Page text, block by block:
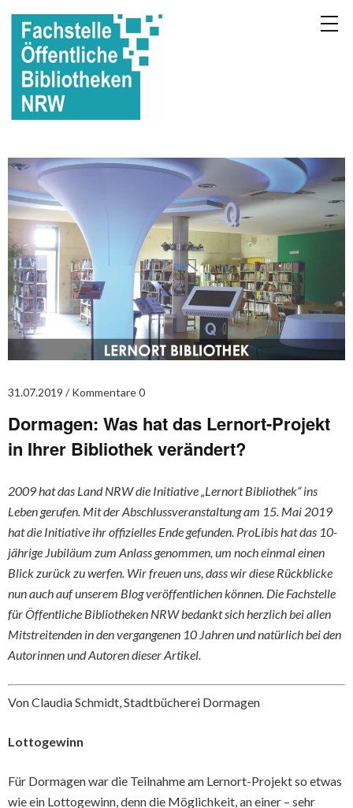
31.07.2019 Kommentare 0
Dormagen: Was hat das Lernort-Projekt
in Ihrer Bibliothek verändert?
2009 hat das Land NRW die Initiative „Lernort Bibliothek“ ins
Leben gerufen. Mit der Abschlussveranstaltung am 15. Mai 2019
hat die Initiative ihr offizielles Ende gefunden. ProLibis hat das 10-
jährige Jubiläum zum Anlass genommen, um noch einmal einen
Blick zurück zu werfen. Wir freuen uns, dass wir diese Rückblicke
nun auch auf unserem Blog veröffentlichen können. Die Fachstelle
für Öffentliche Bibliotheken NRW bedankt sich herzlich bei allen
Mitstreitenden in den vergangenen 10 Jahren und natürlich bei den
Autorinnen und Autoren dieser Artikel.
Von Claudia Schmidt, Stadtbücherei Dormagen
Lottogewinn
Für Dormagen war die Teilnahme am Lernort-Projekt so etwas
wie ein Lottogewinn, denn die Möglichkeit, an einer – sehr